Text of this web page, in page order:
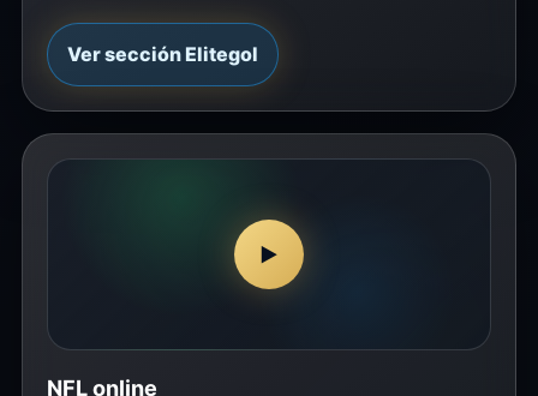
Ver sección Elitegol
▶
NFL online